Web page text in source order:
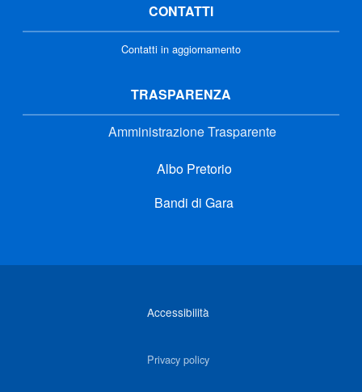
CONTATTI
Contatti in aggiornamento
TRASPARENZA
Amministrazione Trasparente
Albo Pretorio
Bandi di Gara
Accessibilità
Privacy policy